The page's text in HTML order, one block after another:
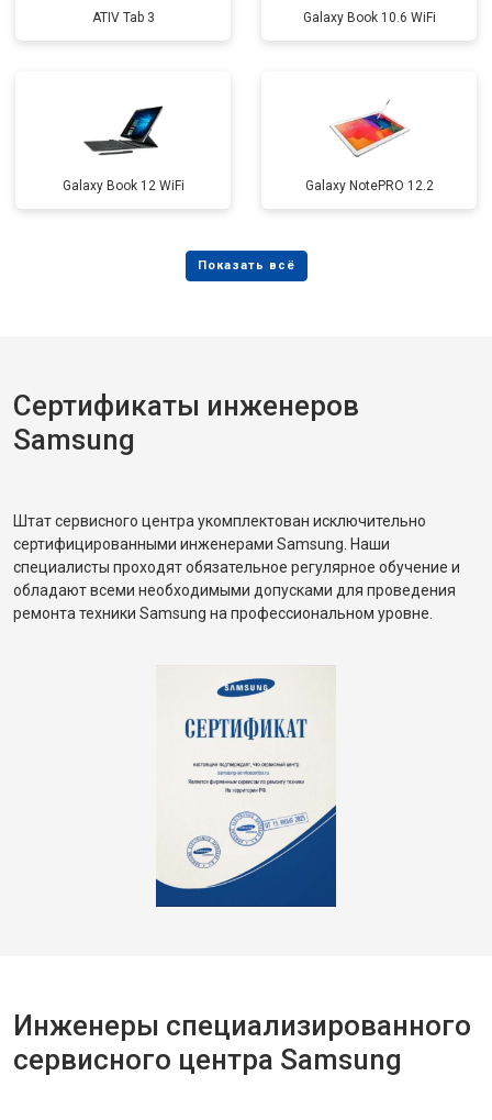
ATIV Tab 3 Galaxy Book 10.6 WiFi
Galaxy Book 12 WiFi Galaxy NotePRO 12.2
Сертификаты инженеров
Samsung
Штат сервисного центра укомплектован исключительно
сертифицированными инженерами Samsung. Наши
специалисты проходят обязательное регулярное обучение и
обладают всеми необходимыми допусками для проведения
ремонта техники Samsung на профессиональном уровне.
Инженеры специализированного
сервисного центра Samsung